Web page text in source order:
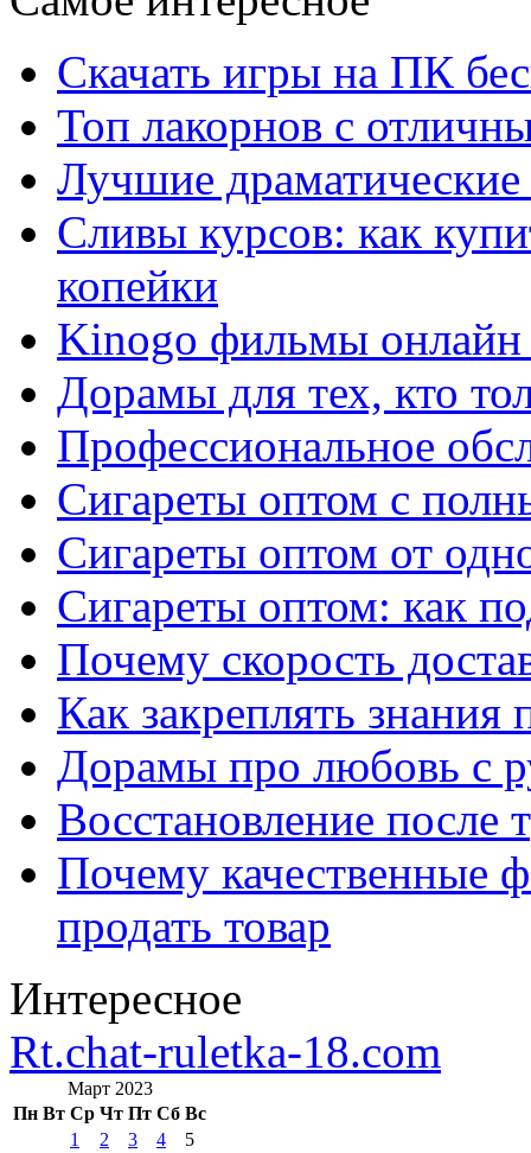
Скачать игры на ПК
Топ лакорнов с
Лучшие
Сливы курсов: как
копейки
Kinogo фильмы онлайн
Дорамы для тех, кто
Профессиональное
Сигареты оптом с
Сигареты оптом от
Сигареты оптом: как
Почему скорость
Как закреплять знания
Дорамы про любовь с
Восстановление после
Почему качественные
продать товар
Интересное
Rt.chat-ruletka-18.com
Март 2023
Пн Вт Ср Чт Пт Сб Вс
1 2 3 4
5